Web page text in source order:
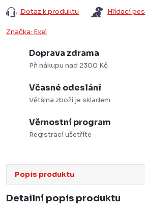
Dotaz k produktu Hlídací pes
Značka: Exel
Doprava zdrama
Při nákupu nad 2300 Kč
Včasné odeslání
Většina zboží je skladem
Věrnostní program
Registrací ušetříte
Popis produktu
Detailní popis produktu